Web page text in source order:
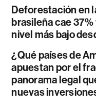
Deforestación en
brasileña cae 37%
nivel más bajo
¿Qué países de
apuestan por el
panorama legal
nuevas